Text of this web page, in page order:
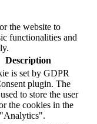
the website to
functionalities and
Description
is set by GDPR
plugin. The
to store the user
the cookies in the